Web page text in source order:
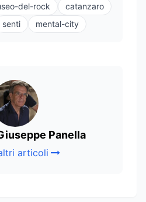
del-rock
catanzaro
senti mental-city
Panella
articoli